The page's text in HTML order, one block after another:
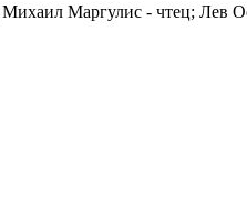
Маргулис - чтец; Лев